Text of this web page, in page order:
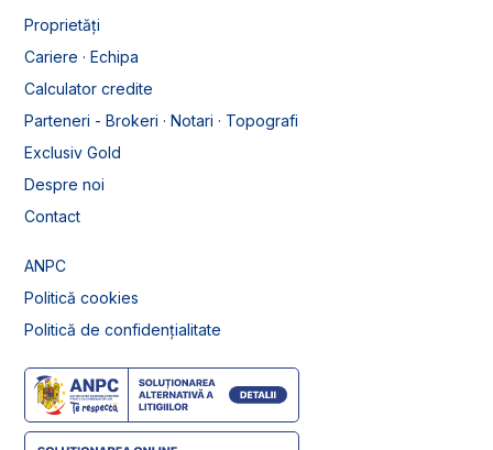
Proprietăți
Cariere · Echipa
Calculator credite
Parteneri - Brokeri · Notari · Topografi
Exclusiv Gold
Despre noi
Contact
ANPC
Politică cookies
Politică de confidențialitate